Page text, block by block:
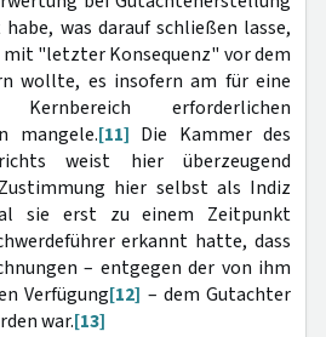
was darauf schließen lasse,
mit "letzter Konsequenz" vor dem
wollte, es insofern am für eine
erforderlichen
mangele.[11] Die Kammer des
weist hier überzeugend
hier selbst als Indiz
sie erst zu einem Zeitpunkt
erkannt hatte, dass
– entgegen der von ihm
Verfügung[12] – dem Gutachter
war.[13]